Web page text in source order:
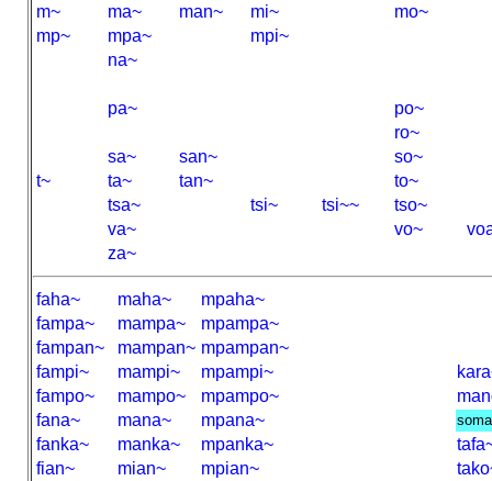
m~
ma~ man~ mi~
mo~
mp~
mpa~
mpi~
na~
pa~
po~
ro~
sa~
san~
so~
t~
ta~ tan~
to~
tsa~
tsi~ tsi~~
tso~
va~
vo~
za~
faha~ maha~
mpaha~
fampa~
mampa~
mpampa~
fampan~
mampan~ mpampan~
fampi~
mampi~ mpampi~
fampo~
mampo~ mpampo~
fana~
mana~ mpana~
fanka~ manka~ mpanka~
fian~
mian~ mpian~